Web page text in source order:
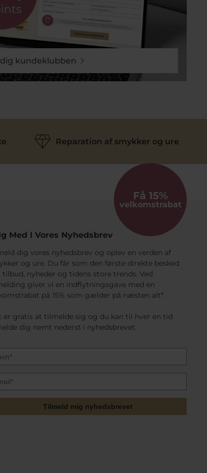
kundeklubben
Reparation af smykker og ure
Få 15%
velkomstrabat
Med I Vores Nyhedsbrev
dig vores nyhedsbrev og oplev en verden af
og ure. Du får som den første direkte besked
tilbud, nyheder og tidens store trends. Ved
giver vi en indflytningsgave med en
på 15% som gælder på næsten alt*.
er gratis at tilmelde sig og du kan til hver en tid
dig nemt nederst i nyhedsbrevet.
Tilmeld mig nyhedsbrevet